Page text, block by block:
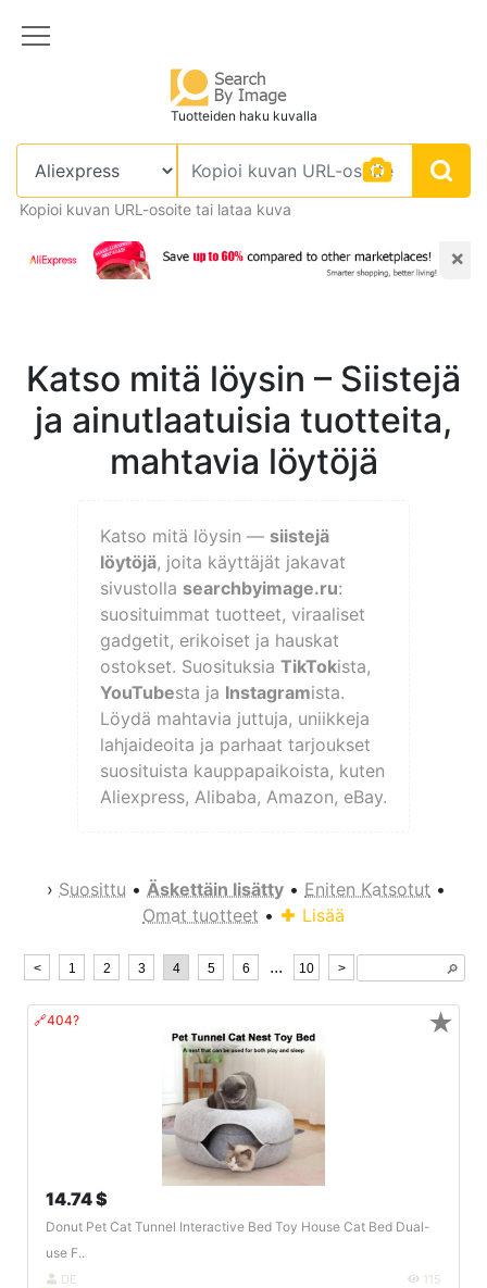
Tuotteiden haku kuvalla
Kopioi kuvan URL-osoite tai lataa kuva
×
Katso mitä löysin – Siistejä
ja ainutlaatuisia tuotteita,
mahtavia löytöjä
Katso mitä löysin — siistejä
löytöjä, joita käyttäjät jakavat
sivustolla searchbyimage.ru:
suosituimmat tuotteet, viraaliset
gadgetit, erikoiset ja hauskat
ostokset. Suosituksia TikTokista,
YouTubesta ja Instagramista.
Löydä mahtavia juttuja, uniikkeja
lahjaideoita ja parhaat tarjoukset
suosituista kauppapaikoista, kuten
Aliexpress, Alibaba, Amazon, eBay.
› Suosittu • Äskettäin lisätty • Eniten Katsotut •
Omat tuotteet • Lisää
< 1 2 3 4 5 6 ... 10 > 🔎︎
🔗404?
14.74 $
Donut Pet Cat Tunnel Interactive Bed Toy House Cat Bed Dual-
use F..
DE 115
★